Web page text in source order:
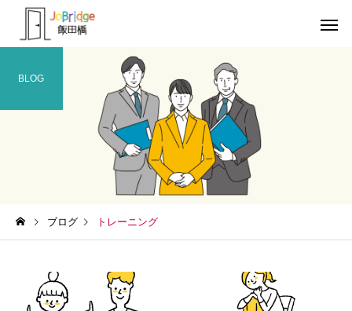
サービス案内
利用者の声
働き続けるための土台 全力禁止のススメ
BLOG
ブログ トレーニング